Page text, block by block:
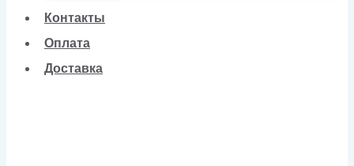
Контакты
Оплата
Доставка